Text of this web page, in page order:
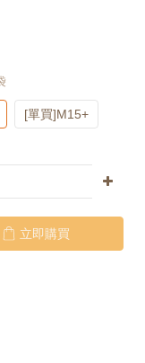
[單買]M15+
立即購買